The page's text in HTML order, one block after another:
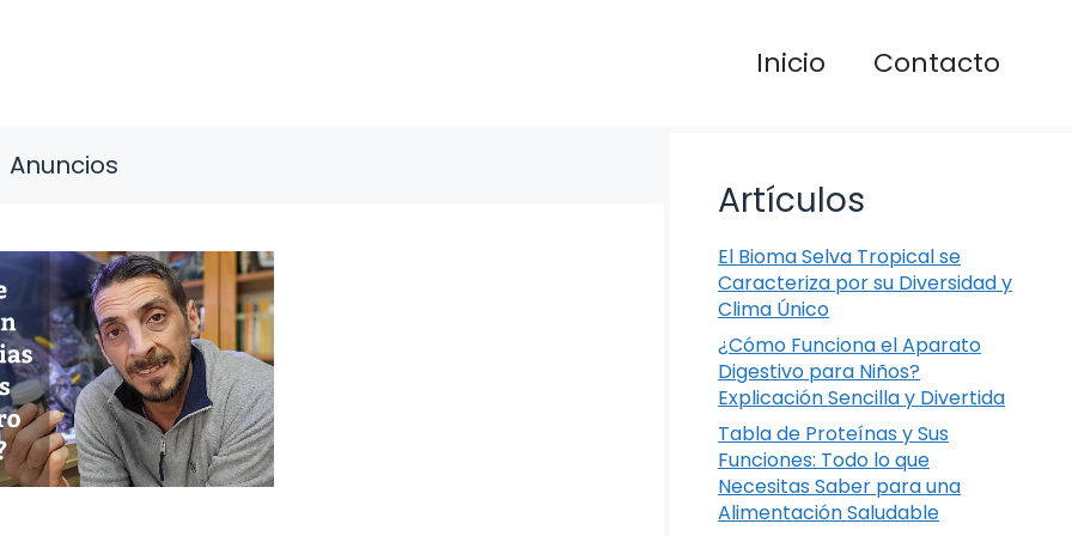
Inicio Contacto
Anuncios
Artículos
El Bioma Selva Tropical se
Caracteriza por su Diversidad y
Clima Único
¿Cómo Funciona el Aparato
Digestivo para Niños?
Explicación Sencilla y Divertida
Tabla de Proteínas y Sus
Funciones: Todo lo que
Necesitas Saber para una
Alimentación Saludable